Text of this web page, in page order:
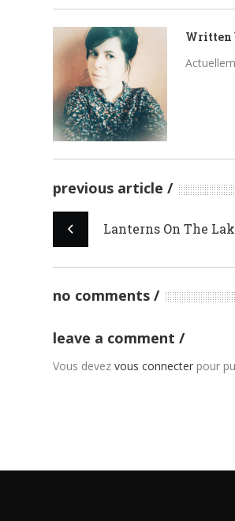
Written
previous article
Lanterns On The
no comments
leave a comment
Vous devezvous connecter pour